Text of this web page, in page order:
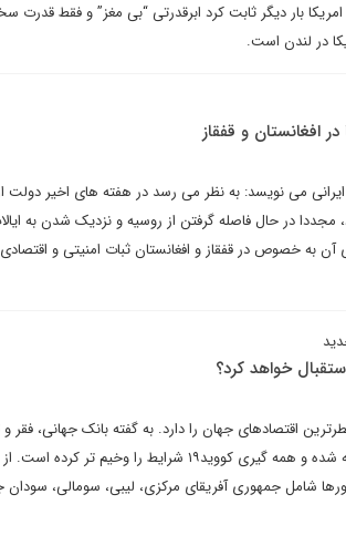
بار دیگر ثابت کرد ابرقدرتی “بی مغز” و فقط قدرت
در لندن است.
افغانستان و قفقاز
می نویسد: به نظر می رسد در هفته های اخیر
مجددا در حال فاصله گرفتن از روسیه و نزدیک شدن به
به خصوص در قفقاز و افغانستان ثبات امنیتی و
خواهد کرد؟
اقتصادهای جهان را دارد. به گفته بانک جهانی، فقر و
دلیل درگیری های طولانی مدت و شدید نهادینه شده و همه گیری کووید۱۹
شامل جمهوری آفریقای مرکزی، لیبی، سومالی،